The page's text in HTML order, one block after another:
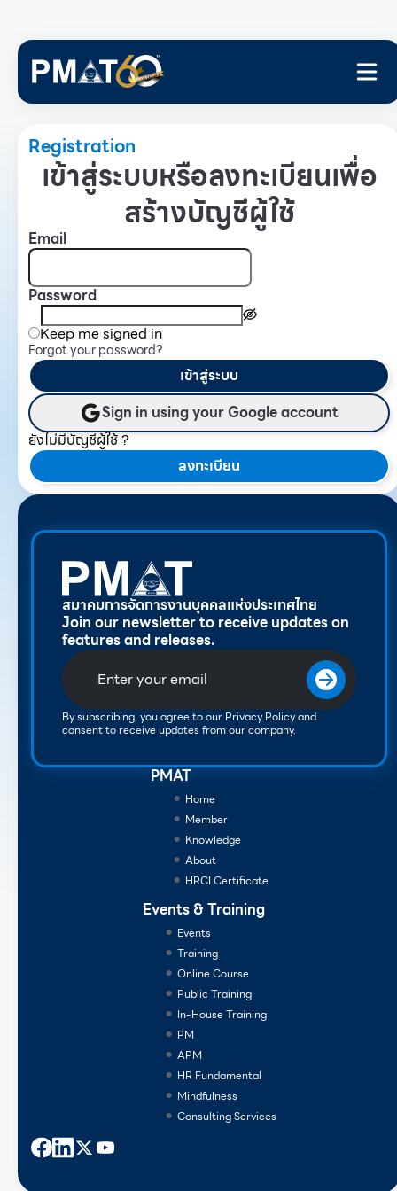
Registration
เข้าสู่ระบบหรือลงทะเบียนเพื่อ
สร้างบัญชีผู้ใช้
Email
Password
Keep me signed in
Forgot your password?
เข้าสู่ระบบ
Sign in using your Google account
ยังไม่มีบัญชีผู้ใช้ ?
ลงทะเบียน
สมาคมการจัดการงานบุคคลแห่งประเทศไทย
Join our newsletter to receive updates on
features and releases.
By subscribing, you agree to our Privacy Policy and
consent to receive updates from our company.
PMAT
Home
Member
Knowledge
About
HRCI Certificate
Events & Training
Events
Training
Online Course
Public Training
In-House Training
PM
APM
HR Fundamental
Mindfulness
Consulting Services